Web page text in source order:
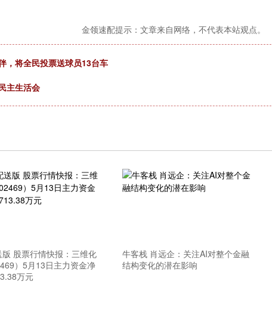
金领速配提示：文章来自网络，不代表本站观点。
，将全民投票送球员13台车
主生活会
股票行情快报：三维化
）5月13日主力资金净
万元
牛客栈 肖远企：关注AI对整个金融
结构变化的潜在影响
1.42% 沪深300